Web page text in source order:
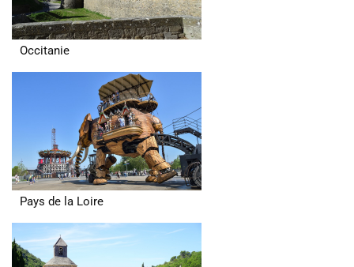
Occitanie
Pays de la Loire